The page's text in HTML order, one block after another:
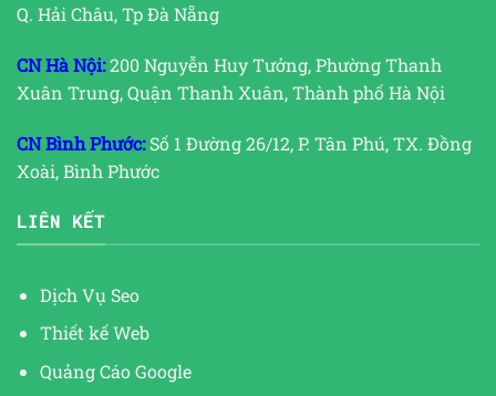
Q. Hải Châu, Tp Đà Nẵng
CN Hà Nội:200 Nguyễn Huy Tưởng, Phường Thanh
Xuân Trung, Quận Thanh Xuân, Thành phố Hà Nội
CN Bình Phước:Số 1 Đường 26/12, P. Tân Phú, TX. Đồng
Xoài, Bình Phước
LIÊN KẾT
Dịch Vụ Seo
Thiết kế Web
Quảng Cáo Google